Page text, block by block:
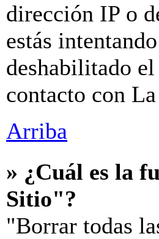
dirección IP o
estás
deshabilitado
contacto con
Arriba
» ¿Cuál es la
Sitio"?
"Borrar todas